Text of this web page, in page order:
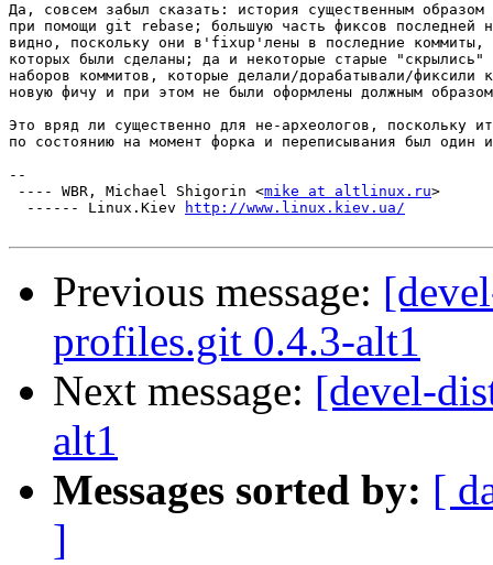
Да, совсем забыл сказать: история существенным образом
при помощи git rebase; большую часть фиксов последней
видно, поскольку они в'fixup'лены в последние коммиты,
которых были сделаны; да и некоторые старые "скрылись"
наборов коммитов, которые делали/дорабатывали/фиксили
новую фичу и при этом не были оформлены должным
Это вряд ли существенно для не-археологов, поскольку
по состоянию на момент форка и переписывания был один
--
---- WBR, Michael Shigorin <mike at altlinux.ru>
  ------ Linux.Kiev
http://www.linux.kiev.ua/
Previous message:
profiles.git 0.4.3-alt1
Next message: [devel-
alt1
Messages sorted by: [
]